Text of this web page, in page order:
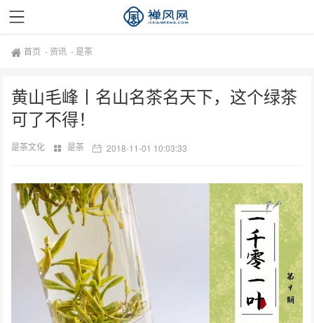
首页 - 资讯 -是茶
黄山毛峰丨名山名茶名天下，这个绿茶
可了不得！
是茶文化 是茶 2018-11-01 10:03:33